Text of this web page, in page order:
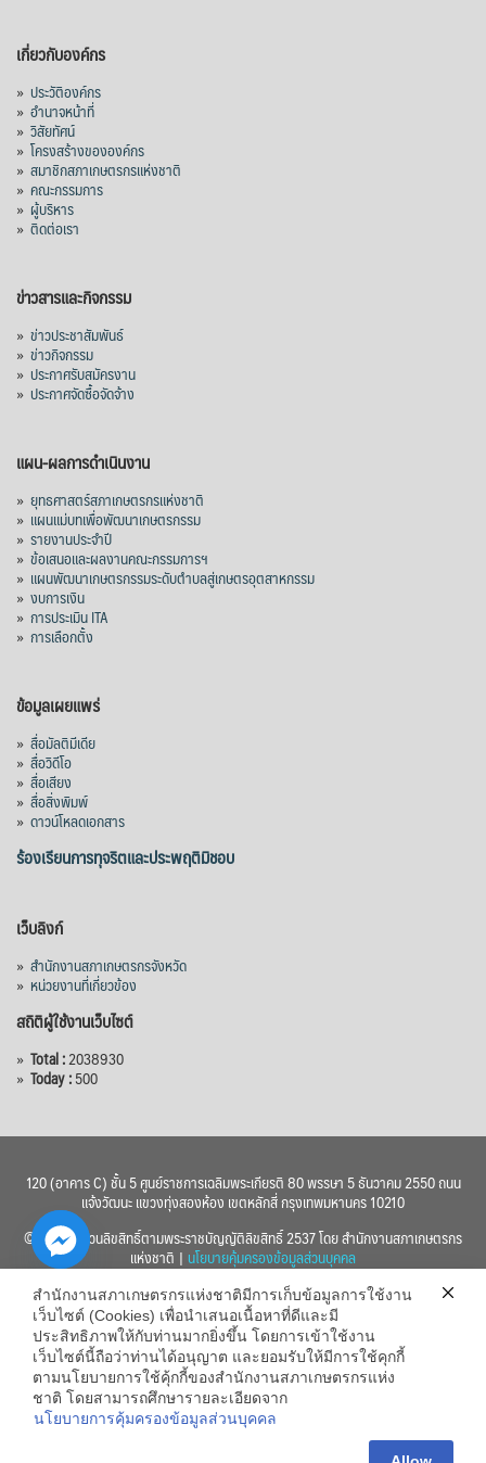
เกี่ยวกับองค์กร
» ประวัติองค์กร
» อำนาจหน้าที่
» วิสัยทัศน์
» โครงสร้างขององค์กร
» สมาชิกสภาเกษตรกรแห่งชาติ
» คณะกรรมการ
» ผู้บริหาร
» ติดต่อเรา
ข่าวสารและกิจกรรม
» ข่าวประชาสัมพันธ์
» ข่าวกิจกรรม
» ประกาศรับสมัครงาน
» ประกาศจัดซื้อจัดจ้าง
แผน-ผลการดำเนินงาน
» ยุทธศาสตร์สภาเกษตรกรแห่งชาติ
» แผนแม่บทเพื่อพัฒนาเกษตรกรรม
» รายงานประจำปี
» ข้อเสนอและผลงานคณะกรรมการฯ
» แผนพัฒนาเกษตรกรรมระดับตำบลสู่เกษตรอุตสาหกรรม
» งบการเงิน
» การประเมิน ITA
» การเลือกตั้ง
ข้อมูลเผยแพร่
» สื่อมัลติมีเดีย
» สื่อวิดีโอ
» สื่อเสียง
» สื่อสิ่งพิมพ์
» ดาวน์โหลดเอกสาร
ร้องเรียนการทุจริตและประพฤติมิชอบ
เว็บลิงก์
» สำนักงานสภาเกษตรกรจังหวัด
» หน่วยงานที่เกี่ยวข้อง
สถิติผู้ใช้งานเว็บไซต์
» Total :2038930
» Today :500
120 (อาคาร C) ชั้น 5 ศูนย์ราชการเฉลิมพระเกียรติ 80 พรรษา 5 ธันวาคม 2550 ถนน
แจ้งวัฒนะ แขวงทุ่งสองห้อง เขตหลักสี่ กรุงเทพมหานคร 10210
© 2560 สงวนลิขสิทธิ์ตามพระราชบัญญัติลิขสิทธิ์ 2537 โดย สำนักงานสภาเกษตรกร
แห่งชาติ | นโยบายคุ้มครองข้อมูลส่วนบุคคล
สำนักงานสภาเกษตรกรแห่งชาติมีการเก็บข้อมูลการใช้งาน
เว็บไซต์ (Cookies) เพื่อนำเสนอเนื้อหาที่ดีและมี
ประสิทธิภาพให้กับท่านมากยิ่งขึ้น โดยการเข้าใช้งาน
เว็บไซต์นี้ถือว่าท่านได้อนุญาต และยอมรับให้มีการใช้คุกกี้
ตามนโยบายการใช้คุ้กกี้ของสำนักงานสภาเกษตรกรแห่ง
ชาติ โดยสามารถศึกษารายละเอียดจาก
นโยบายการคุ้มครองข้อมูลส่วนบุคคล
Hide
chaty